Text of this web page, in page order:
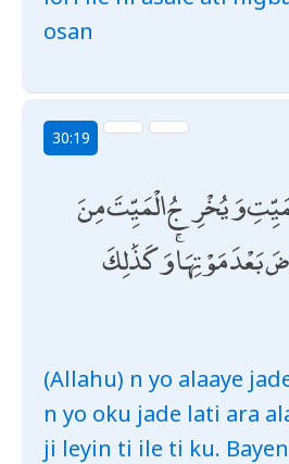
osan
30:19
وَيُخْرِجُ الْمَيِّتَ مِنَ
بَعْدَ مَوْتِهَا ۚ وَكَذَٰلِكَ
(Allahu) n yo alaaye
n yo oku jade lati ara
ji leyin ti ile ti ku.